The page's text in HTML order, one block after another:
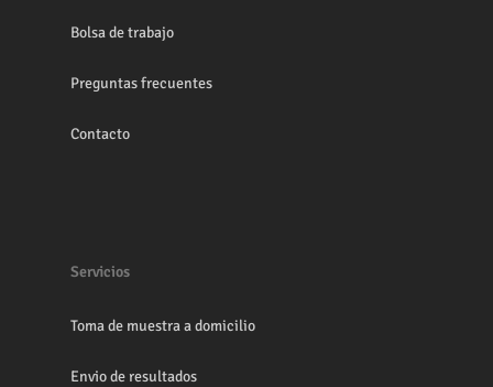
Bolsa de trabajo
Preguntas frecuentes
Contacto
Servicios
Toma de muestra a domicilio
Envio de resultados